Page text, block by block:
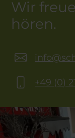
Wir
hören.
+49 (0)